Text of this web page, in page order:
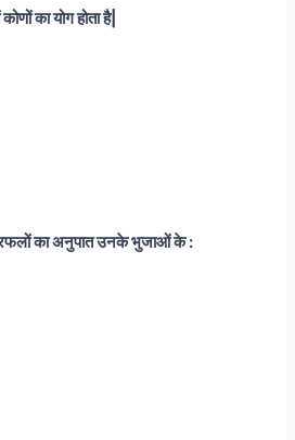
का योग होता है|
का अनुपात उनके भुजाओं के :